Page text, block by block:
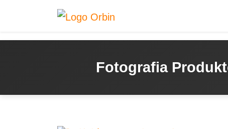
Fotografia